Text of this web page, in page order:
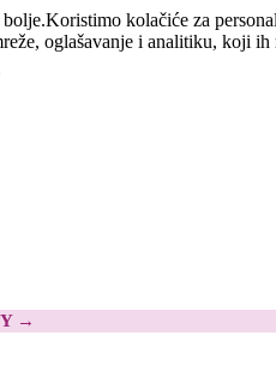
Koristimo kolačiće za
oglašavanje i analitiku, koji
→